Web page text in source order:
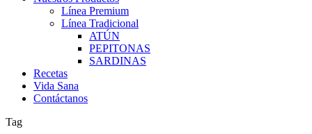
Línea Premium
Línea Tradicional
ATÚN
PEPITONAS
SARDINAS
Recetas
Vida Sana
Contáctanos
Tag